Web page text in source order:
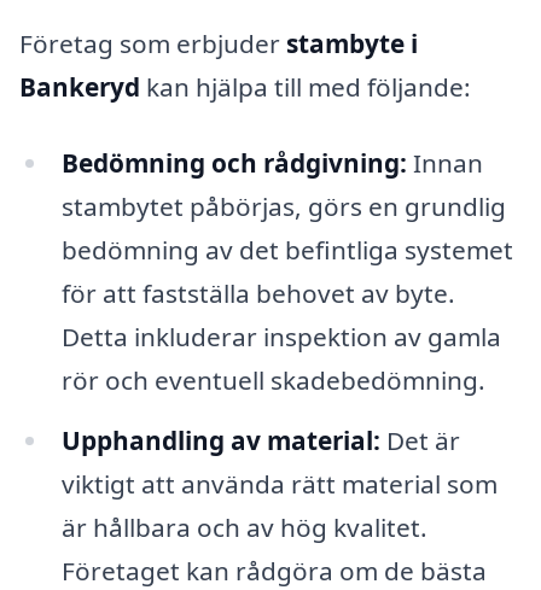
Företag som erbjuder stambyte i
Bankeryd kan hjälpa till med följande:
Bedömning och rådgivning: Innan
stambytet påbörjas, görs en grundlig
bedömning av det befintliga systemet
för att fastställa behovet av byte.
Detta inkluderar inspektion av gamla
rör och eventuell skadebedömning.
Upphandling av material: Det är
viktigt att använda rätt material som
är hållbara och av hög kvalitet.
Företaget kan rådgöra om de bästa